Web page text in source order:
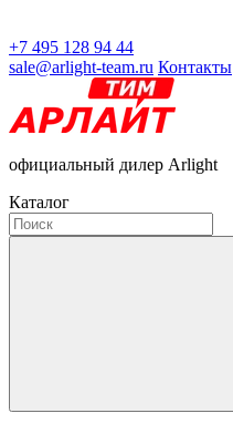
+7 495 128 94 44
sale@arlight-team.ru Контакты
официальный дилер Arlight
Каталог